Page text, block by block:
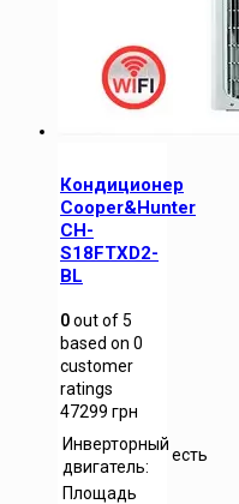
Кондиционер
Cooper&Hunter
CH-
S18FTXD2-
BL
0out of5
based on 0
customer
ratings
47299 грн
Инверторный
двигатель:
есть
Площадь